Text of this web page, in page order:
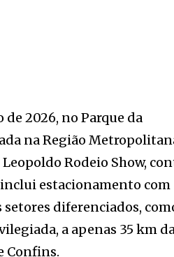
de 2026, no Parque da
na Região
Rodeio Show,
estacionamento com
diferenciados,
a apenas 35 km
Confins.